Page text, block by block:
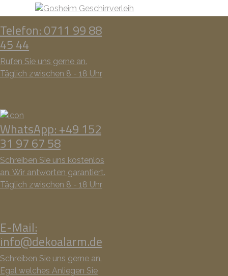
Telefon: 0711 99 88
45 44
Rufen Sie uns gerne an.
Täglich zwischen 8 - 18 Uhr
WhatsApp: +49 152
31 97 67 58
Schreiben Sie uns kostenlos
an. Wir antworten garantiert.
Täglich zwischen 8 - 18 Uhr
E-Mail:
info@dekoalarm.de
Schreiben Sie uns gerne an.
Egal welches Anliegen Sie